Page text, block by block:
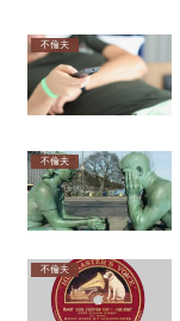
不倫夫
不倫夫
不倫夫